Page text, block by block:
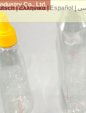
Co., Ltd.
|Ελληνικά| Español